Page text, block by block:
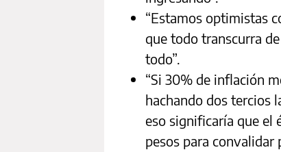
“Estamos optimistas
que todo transcurra
todo”.
“Si 30% de inflación
hachando dos tercios
eso significaría que el
pesos para convalidar